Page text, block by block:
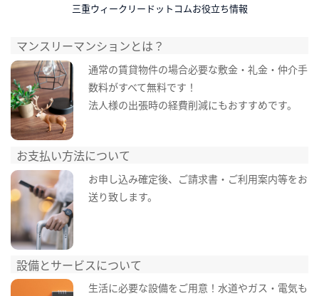
三重ウィークリードットコムお役立ち情報
マンスリーマンションとは？
通常の賃貸物件の場合必要な敷金・礼金・仲介手
数料がすべて無料です！
法人様の出張時の経費削減にもおすすめです。
お支払い方法について
お申し込み確定後、ご請求書・ご利用案内等をお
送り致します。
設備とサービスについて
生活に必要な設備をご用意！水道やガス・電気も